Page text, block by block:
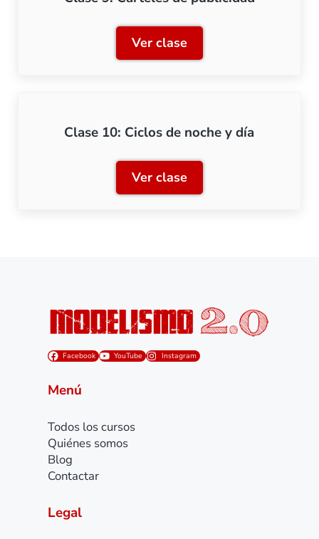
Ver claseClase 9: Carteles de
Clase 10: Ciclos de noche y día
Ver claseClase 10: Ciclos de noche
Facebook YouTube Instagram
Menú
Todos los cursos
Quiénes somos
Blog
Contactar
Legal